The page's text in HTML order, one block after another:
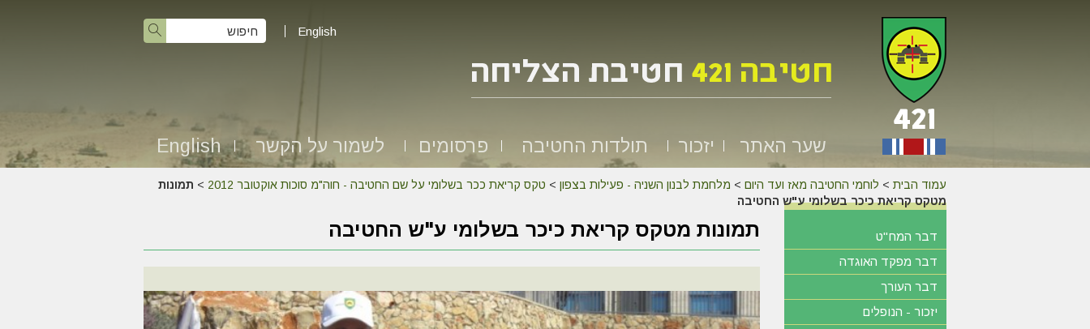
English
שער האתר יזכור תולדות החטיבה פרסומים לשמור על הקשר English
עמוד הבית > לוחמי החטיבה מאז ועד היום > מלחמת לבנון השניה - פעילות בצפון > טקס קריאת ככר בשלומי על שם החטיבה - חוה"מ סוכות אוקטובר 2012 > תמונות
מטקס קריאת כיכר בשלומי ע"ש החטיבה
תמונות מטקס קריאת כיכר בשלומי ע"ש החטיבה
דבר המח"ט
דבר מפקד האוגדה
דבר העורך
יזכור - הנופלים